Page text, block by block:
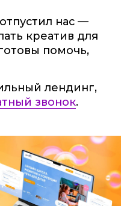
нас —
креатив для
помочь,
лендинг,
звонок.